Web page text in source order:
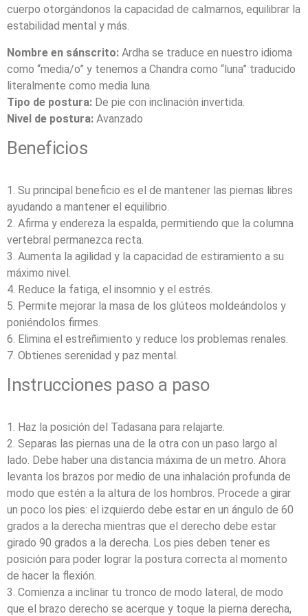
cuerpo otorgándonos la capacidad de calmarnos, equilibrar la
estabilidad mental y más.
Nombre en sánscrito: Ardha se traduce en nuestro idioma
como “media/o” y tenemos a Chandra como “luna” traducido
literalmente como media luna.
Tipo de postura: De pie con inclinación invertida.
Nivel de postura: Avanzado
Beneficios
1. Su principal beneficio es el de mantener las piernas libres
ayudando a mantener el equilibrio.
2. Afirma y endereza la espalda, permitiendo que la columna
vertebral permanezca recta.
3. Aumenta la agilidad y la capacidad de estiramiento a su
máximo nivel.
4. Reduce la fatiga, el insomnio y el estrés.
5. Permite mejorar la masa de los glúteos moldeándolos y
poniéndolos firmes.
6. Elimina el estreñimiento y reduce los problemas renales.
7. Obtienes serenidad y paz mental.
Instrucciones paso a paso
1. Haz la posición del Tadasana para relajarte.
2. Separas las piernas una de la otra con un paso largo al
lado. Debe haber una distancia máxima de un metro. Ahora
levanta los brazos por medio de una inhalación profunda de
modo que estén a la altura de los hombros. Procede a girar
un poco los pies: el izquierdo debe estar en un ángulo de 60
grados a la derecha mientras que el derecho debe estar
girado 90 grados a la derecha. Los pies deben tener es
posición para poder lograr la postura correcta al momento
de hacer la flexión.
3. Comienza a inclinar tu tronco de modo lateral, de modo
que el brazo derecho se acerque y toque la pierna derecha,